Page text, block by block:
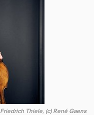
Friedrich Thiele, (c) René Gaens